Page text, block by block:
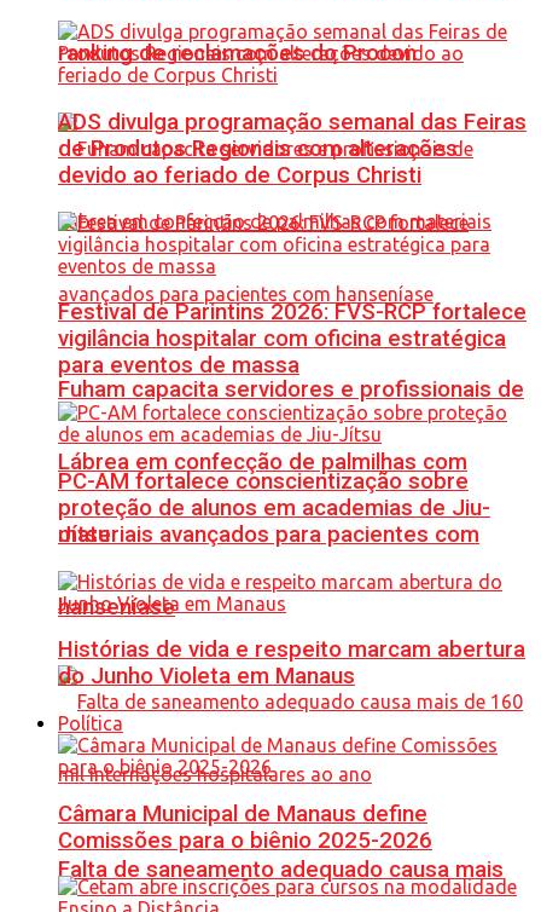
ranking de reclamações do Procon
Fuham capacita servidores e profissionais de
Lábrea em confecção de palmilhas com
materiais avançados para pacientes com
hanseníase
Falta de saneamento adequado causa mais
ADS divulga programação semanal das Feiras
de Produtos Regionais com alterações
devido ao feriado de Corpus Christi
Festival de Parintins 2026: FVS-RCP fortalece
vigilância hospitalar com oficina estratégica
para eventos de massa
PC-AM fortalece conscientização sobre
proteção de alunos em academias de Jiu-
Jítsu
Histórias de vida e respeito marcam abertura
do Junho Violeta em Manaus
Política
Câmara Municipal de Manaus define
Comissões para o biênio 2025-2026